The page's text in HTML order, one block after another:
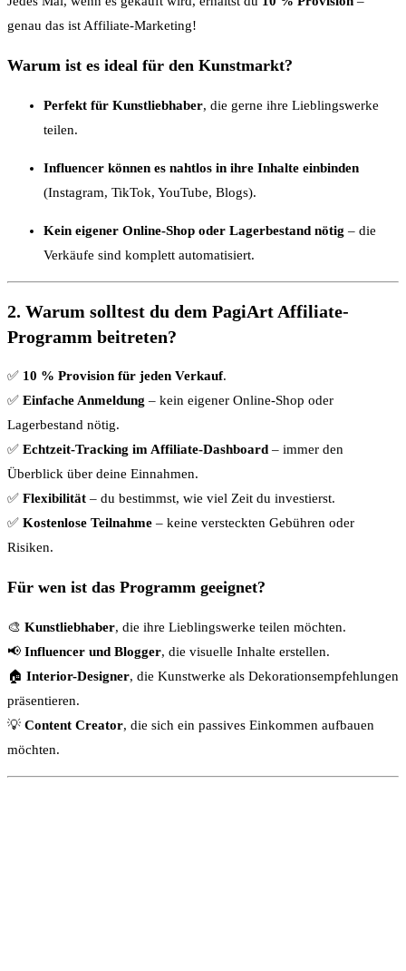
genau das ist Affiliate-Marketing!
Warum ist es ideal für den Kunstmarkt?
Perfekt für Kunstliebhaber, die gerne ihre Lieblingswerke
teilen.
Influencer können es nahtlos in ihre Inhalte einbinden
(Instagram, TikTok, YouTube, Blogs).
Kein eigener Online-Shop oder Lagerbestand nötig – die
Verkäufe sind komplett automatisiert.
2. Warum solltest du dem PagiArt Affiliate-
Programm beitreten?
✅ 10 % Provision für jeden Verkauf.
✅ Einfache Anmeldung – kein eigener Online-Shop oder
Lagerbestand nötig.
✅ Echtzeit-Tracking im Affiliate-Dashboard – immer den
Überblick über deine Einnahmen.
✅ Flexibilität – du bestimmst, wie viel Zeit du investierst.
✅ Kostenlose Teilnahme – keine versteckten Gebühren oder
Risiken.
Für wen ist das Programm geeignet?
🎨 Kunstliebhaber, die ihre Lieblingswerke teilen möchten.
📢 Influencer und Blogger, die visuelle Inhalte erstellen.
🏠 Interior-Designer, die Kunstwerke als Dekorationsempfehlungen
präsentieren.
💡 Content Creator, die sich ein passives Einkommen aufbauen
möchten.